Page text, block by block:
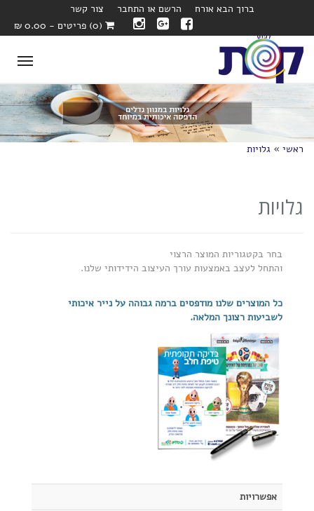
ברוך הבא אורח הרשם או התחבר
צור קשר
(0) פריטים - 0.00 ₪
ראשי » גלויות
גלויות
בחר בקטגוריות המוצר הרצוי
והתחל לעצב באמצעות עורך העיצוב הידידותי שלנו.
כל המוצרים שלנו מודפסים ברמה גבוהה על נייר איכותי
לשביעות רצונך המלאה.
אפשרויות